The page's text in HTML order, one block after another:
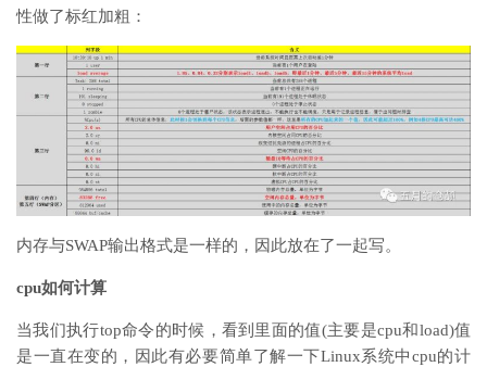
性做了标红加粗：
内存与SWAP输出格式是一样的，因此放在了一起写。
cpu如何计算
当我们执行top命令的时候，看到里面的值(主要是cpu和load)值
是一直在变的，因此有必要简单了解一下Linux系统中cpu的计